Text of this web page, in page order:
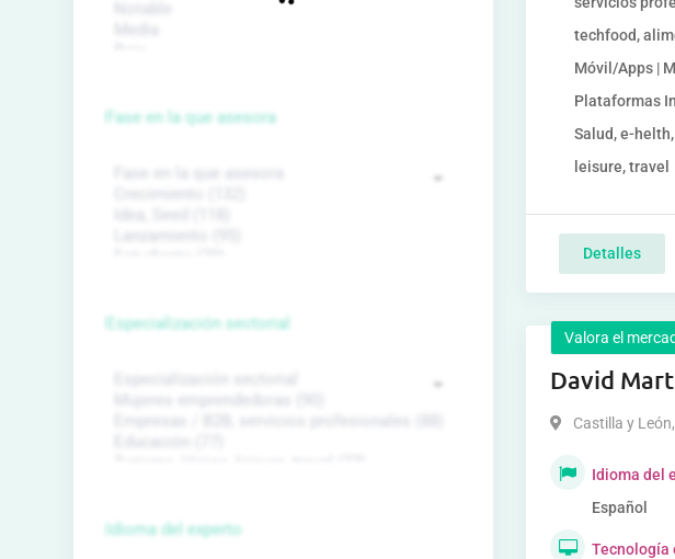
techfood,
Móvil/Apps |
Plataformas
Salud, e-
leisure, travel
Detalles
Valora el
David
Castilla y León,
Idioma del
Español
Tecnología
Fase en la que asesora
Especialización sectorial
Idioma del experto